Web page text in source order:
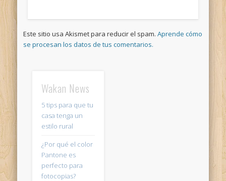
Este sitio usa Akismet para reducir el spam.Aprende cómo
se procesan los datos de tus comentarios.
Wakan News
5 tips para que tu
casa tenga un
estilo rural
¿Por qué el color
Pantone es
perfecto para
fotocopias?